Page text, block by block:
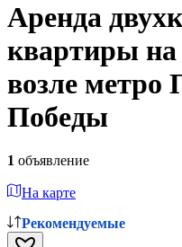
Аренда
квартиры
возле метро
Победы
1 объявление
На карте
Рекомендуемые